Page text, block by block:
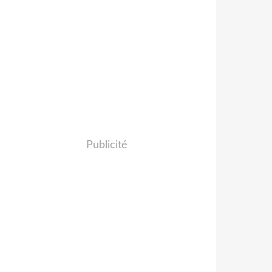
Publicité